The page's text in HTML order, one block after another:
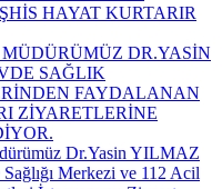
HAYAT KURTARIR
DR.YASİN
SAĞLIK
FAYDALANAN
ZİYARETLERİNE
Dr.Yasin YILMAZ
Merkezi ve 112 Acil